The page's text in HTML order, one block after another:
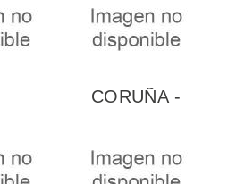
CORUÑA -
Y...